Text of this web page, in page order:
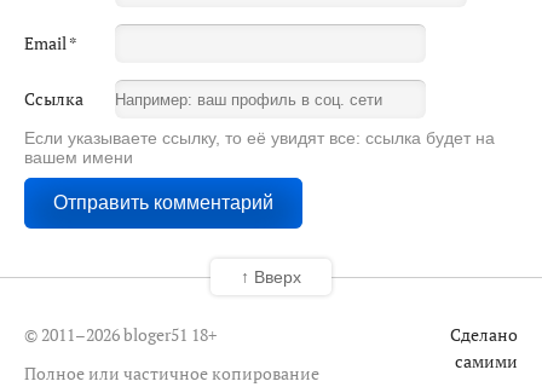
Email*
Ссылка
Если указываете ссылку, то её увидят все: ссылка будет на
вашем имени
© 2011–2026 bloger51 18+
Полное или частичное копирование
Сделано
самими
↑ Вверх